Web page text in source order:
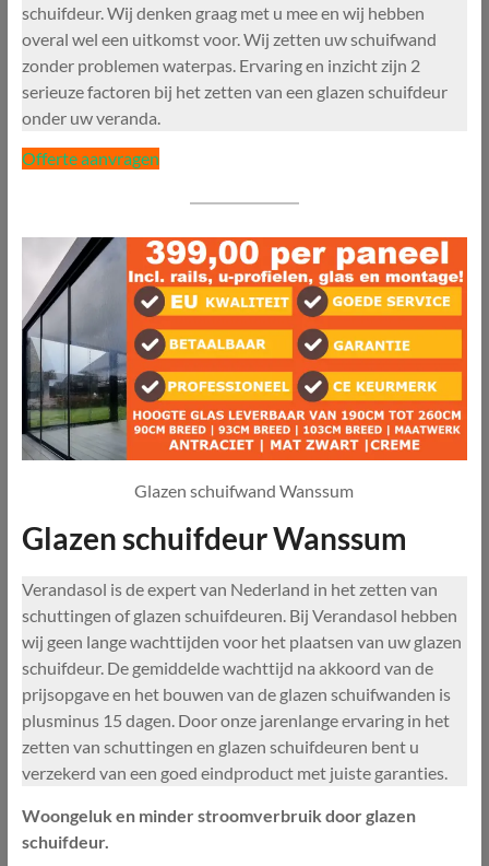
schuifdeur. Wij denken graag met u mee en wij hebben
overal wel een uitkomst voor. Wij zetten uw schuifwand
zonder problemen waterpas. Ervaring en inzicht zijn 2
serieuze factoren bij het zetten van een glazen schuifdeur
onder uw veranda.
Offerte aanvragen
Glazen schuifwand Wanssum
Glazen schuifdeur Wanssum
Verandasol is de expert van Nederland in het zetten van
schuttingen of glazen schuifdeuren. Bij Verandasol hebben
wij geen lange wachttijden voor het plaatsen van uw glazen
schuifdeur. De gemiddelde wachttijd na akkoord van de
prijsopgave en het bouwen van de glazen schuifwanden is
plusminus 15 dagen. Door onze jarenlange ervaring in het
zetten van schuttingen en glazen schuifdeuren bent u
verzekerd van een goed eindproduct met juiste garanties.
Woongeluk en minder stroomverbruik door glazen
schuifdeur.